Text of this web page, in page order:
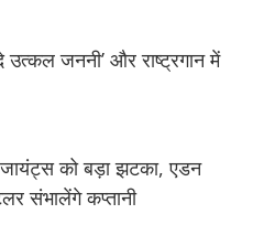
उत्कल जननी’ और राष्ट्रगान में
को बड़ा झटका, एडन
संभालेंगे कप्तानी